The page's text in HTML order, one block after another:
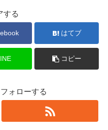
する
はてブ
コピー
ォローする